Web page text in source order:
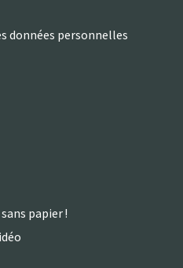
données personnelles
papier !